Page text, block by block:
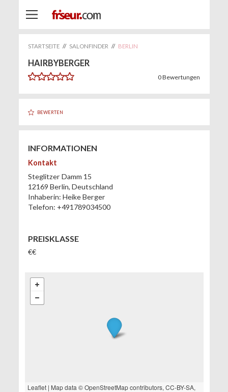
STARTSEITE // SALONFINDER // BERLIN
HAIRBYBERGER
0Bewertungen
BEWERTEN
INFORMATIONEN
Kontakt
Steglitzer Damm 15
12169 Berlin, Deutschland
Inhaberin: Heike Berger
Telefon: +491789034500
PREISKLASSE
€€
Leaflet| Map data ©OpenStreetMapcontributors, CC-BY-SA,